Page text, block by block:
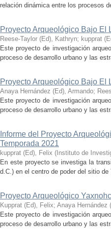
relación dinámica entre los procesos
Proyecto Arqueológico Bajo El
Reese-Taylor (Ed), Kathryn; kupprat
Este proyecto de investigación
proceso de desarrollo urbano y las
Proyecto Arqueológico Bajo El
Anaya Hernández (Ed), Armando;
Este proyecto de investigación
proceso de desarrollo urbano y las
Informe del Proyecto
Temporada 2021
kupprat (Ed), Felix ( Instituto de
En este proyecto se investiga la
d.C.) en el centro de poder del sitio
Proyecto Arqueológico
Kupprat (Ed), Felix; Anaya Hernández
Este proyecto de investigación
proceso de desarrollo urbano y las